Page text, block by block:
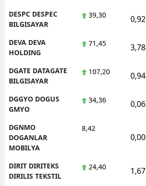
DESPC DESPEC
BILGISAYAR
39,30 0,92
DEVA DEVA
HOLDING
71,45 3,78
DGATE DATAGATE
BILGISAYAR
107,20 0,94
DGGYO DOGUS
GMYO
34,36 0,06
DGNMO
DOGANLAR
MOBILYA
8,42
0,00
DIRIT DIRITEKS
DIRILIS TEKSTIL
24,40 1,67